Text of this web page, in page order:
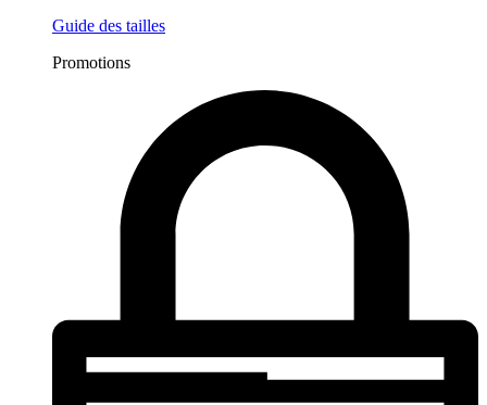
Guide des tailles
Promotions